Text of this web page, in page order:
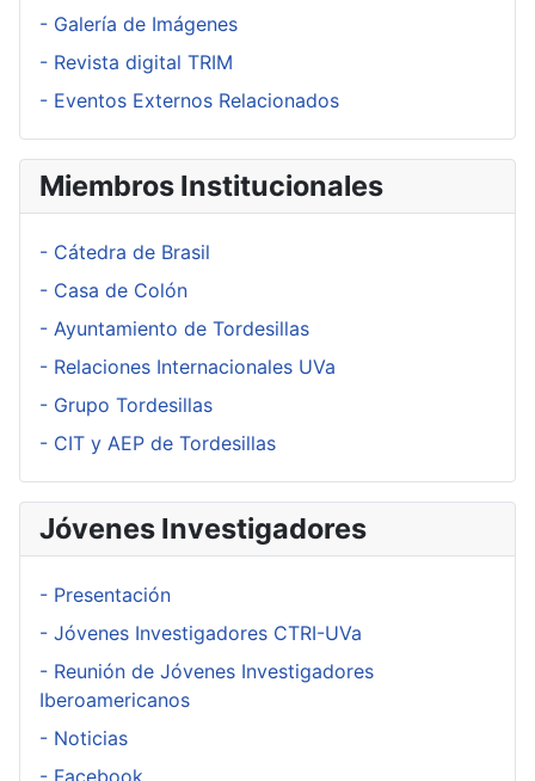
- Galería de Imágenes
- Revista digital TRIM
- Eventos Externos Relacionados
Miembros Institucionales
- Cátedra de Brasil
- Casa de Colón
- Ayuntamiento de Tordesillas
- Relaciones Internacionales UVa
- Grupo Tordesillas
- CIT y AEP de Tordesillas
Jóvenes Investigadores
- Presentación
- Jóvenes Investigadores CTRI-UVa
- Reunión de Jóvenes Investigadores
Iberoamericanos
- Noticias